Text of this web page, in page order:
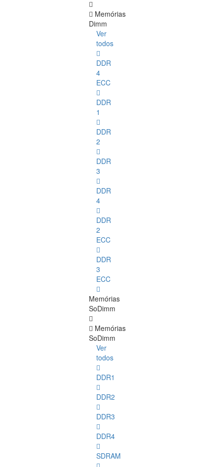
Memórias
Dimm
Ver
todos
DDR
4
ECC
DDR
1
DDR
2
DDR
3
DDR
4
DDR
2
ECC
DDR
3
ECC
Memórias
SoDimm
Memórias
SoDimm
Ver
todos
DDR1
DDR2
DDR3
DDR4
SDRAM